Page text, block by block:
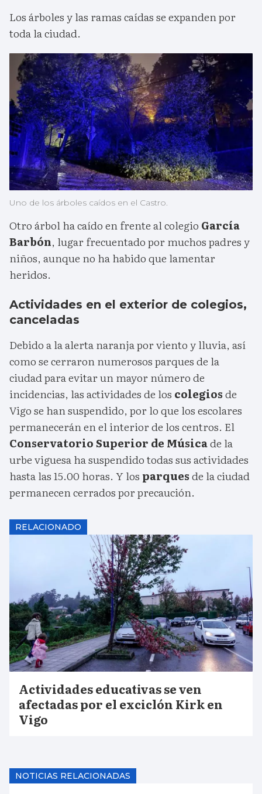
Los árboles y las ramas caídas se expanden por
toda la ciudad.
Uno de los árboles caídos en el Castro.
Otro árbol ha caído en frente al colegio García
Barbón, lugar frecuentado por muchos padres y
niños, aunque no ha habido que lamentar
heridos.
Actividades en el exterior de colegios,
canceladas
Debido a la alerta naranja por viento y lluvia, así
como se cerraron numerosos parques de la
ciudad para evitar un mayor número de
incidencias, las actividades de los colegiosde
Vigo se han suspendido, por lo que los escolares
permanecerán en el interior de los centros. El
Conservatorio Superior de Músicade la
urbe viguesa ha suspendido todas sus actividades
hasta las 15.00 horas. Y los parquesde la ciudad
permanecen cerrados por precaución.
RELACIONADO
Actividades educativas se ven
afectadas por el exciclón Kirk en
Vigo
NOTICIAS RELACIONADAS